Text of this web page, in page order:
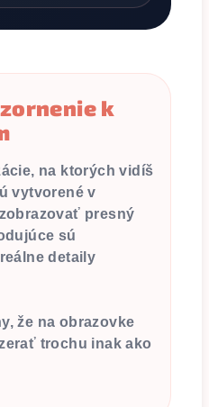
k
na ktorých vidíš
vytvorené v
presný
sú
detaily
že na obrazovke
trochu inak ako